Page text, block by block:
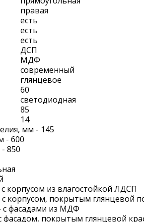
правая
есть
есть
есть
ДСП
МДФ
современный
глянцевое
60
светодиодная
85
14
мм - 145
- 600
850
корпусом из влагостойкой ЛДСП
корпусом, покрытым глянцевой
с фасадами из МДФ
фасадом, покрытым глянцевой